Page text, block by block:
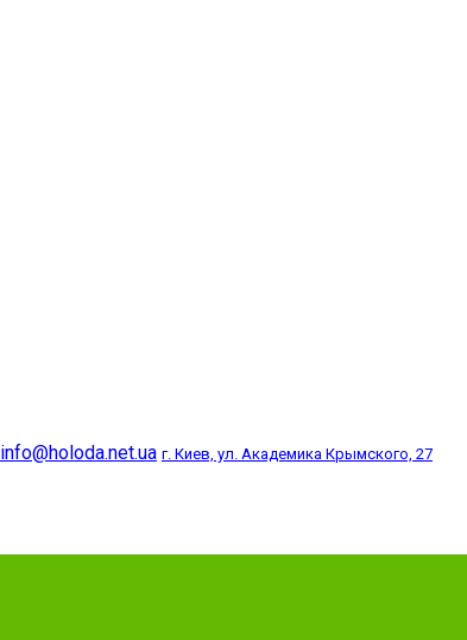
info@holoda.net.ua г. Киев, ул. Академика Крымского, 27